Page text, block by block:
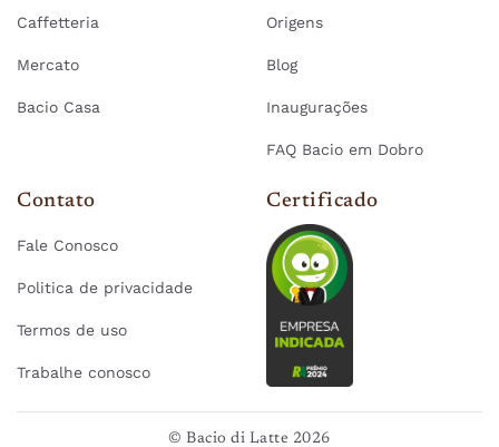
Caffetteria
Mercato
Bacio Casa
Origens
Blog
Inaugurações
FAQ Bacio em Dobro
Contato
Fale Conosco
Politica de privacidade
Termos de uso
Trabalhe conosco
Certificado
© Bacio di Latte 2026